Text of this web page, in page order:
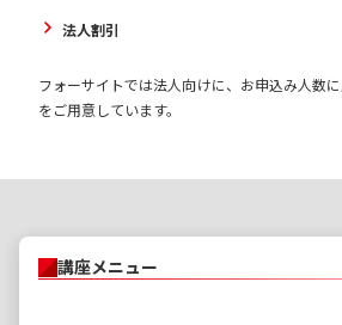
法人割引
フォーサイトでは法人向けに、お申込み人数
をご用意しています。
講座メニュー